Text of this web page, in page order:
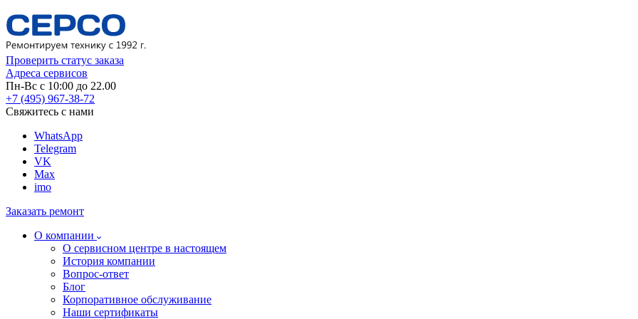
Проверить статус заказа
Адреса сервисов
Пн-Вс с 10:00 до 22.00
+7 (495) 967-38-72
Свяжитесь с нами
WhatsApp
Telegram
VK
Max
imo
Заказать ремонт
О компании
О сервисном центре в настоящем
История компании
Вопрос-ответ
Блог
Корпоративное обслуживание
Наши сертификаты